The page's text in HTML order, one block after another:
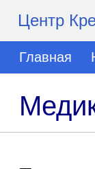
Центр
Главная